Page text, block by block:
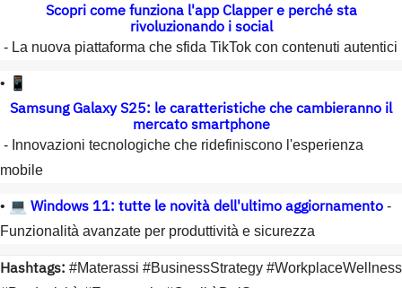
Scopri come funziona l'app Clapper e perché sta
rivoluzionando i social
- La nuova piattaforma che sfida TikTok con contenuti autentici
• 📱
Samsung Galaxy S25: le caratteristiche che cambieranno il
mercato smartphone
- Innovazioni tecnologiche che ridefiniscono l'esperienza
mobile
• 💻 Windows 11: tutte le novità dell'ultimo aggiornamento -
Funzionalità avanzate per produttività e sicurezza
Hashtags: #Materassi #BusinessStrategy #WorkplaceWellness